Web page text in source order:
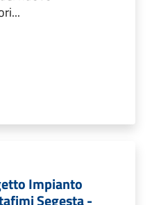
Impianto
Segesta -